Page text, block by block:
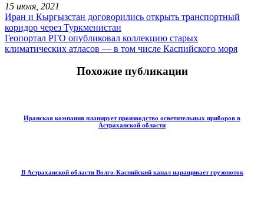
15 июля, 2021
Иран и Кыргызстан договорились открыть транспортный
коридор через Туркменистан
Геопортал РГО опубликовал коллекцию старых
климатических атласов — в том числе Каспийского моря
Похожие публикации
Иранская компания планирует производство осветительных приборов в
Астраханской области
В Астраханской области Волго-Каспийский канал наращивает грузопоток